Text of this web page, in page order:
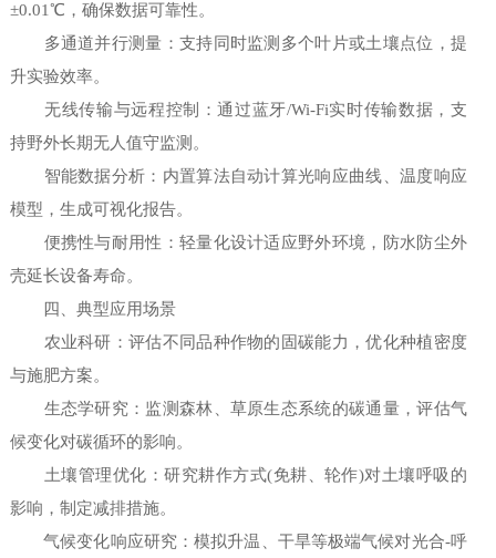
±0.01℃，确保数据可靠性。
多通道并行测量：支持同时监测多个叶片或土壤点位，提
升实验效率。
无线传输与远程控制：通过蓝牙/Wi-Fi实时传输数据，支
持野外长期无人值守监测。
智能数据分析：内置算法自动计算光响应曲线、温度响应
模型，生成可视化报告。
便携性与耐用性：轻量化设计适应野外环境，防水防尘外
壳延长设备寿命。
四、典型应用场景
农业科研：评估不同品种作物的固碳能力，优化种植密度
与施肥方案。
生态学研究：监测森林、草原生态系统的碳通量，评估气
候变化对碳循环的影响。
土壤管理优化：研究耕作方式(免耕、轮作)对土壤呼吸的
影响，制定减排措施。
气候变化响应研究：模拟升温、干旱等极端气候对光合-呼